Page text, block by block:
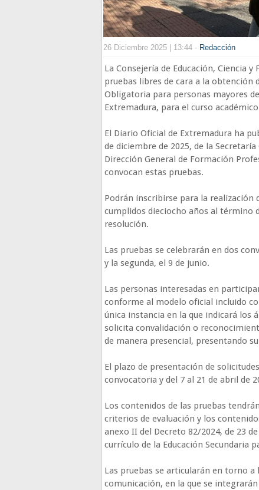
26 Diciembre 2025 | 13:44 - Redacción
La Consejería de Educación, Ciencia
pruebas libres de cara a la obtención
Obligatoria para personas mayores
Extremadura, para el curso
El Diario Oficial de Extremadura ha
de diciembre de 2025, de la
Dirección General de Formación
convocan estas pruebas.
Podrán inscribirse para la realización
cumplidos dieciocho años al término
resolución.
Las pruebas se celebrarán en dos
y la segunda, el 9 de junio.
Las personas interesadas en
conforme al modelo oficial incluido
única instancia en la que indicará los
solicita convalidación o
de manera presencial, presentando
El plazo de presentación de
convocatoria y del 7 al 21 de abril de
Los contenidos de las pruebas
criterios de evaluación y los
anexo II del Decreto 82/2024, de 23
currículo de la Educación Secundaria
Las pruebas se articularán en torno
comunicación, en la que se